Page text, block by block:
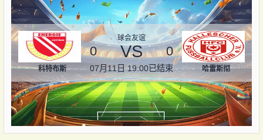
科特布斯
球会友谊
0 VS 0
07月11日 19:00已结束 哈雷斯彻